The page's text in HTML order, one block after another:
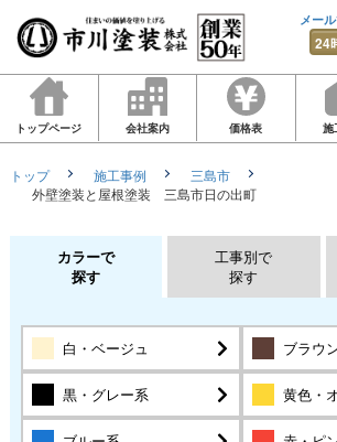
メー
24
トップページ 会社案内 価格表 施
トップ 施工事例
三島市
外壁塗装と屋根塗装 三島市日の出町
カラーで
探す
工事別で
探す
白・ベージュ ブラウ
黒・グレー系 黄色・